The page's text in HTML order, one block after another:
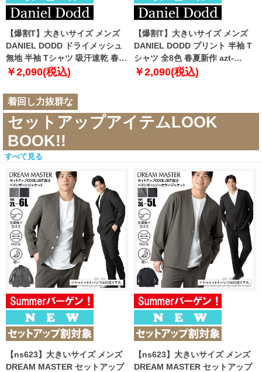
【爆割T】大きいサイズ メンズ
DANIEL DODD ドライメッシュ
無地 半袖 Tシャツ 吸汗速乾 春夏
新作 tjt-2602dry5 【fre】
￥2,090(税込)
【爆割T】大きいサイズ メンズ
DANIEL DODD プリント 半袖 T
シャツ 全8色 春夏新作 azt-
2602pt5 【fre】
￥2,090(税込)
着回し力抜群な
セットアップアイテムLOOK
BOOK!!
すべて見る
【ns623】大きいサイズ メンズ
DREAM MASTER セットアップ
【ns623】大きいサイズ メンズ
DREAM MASTER セットアップ